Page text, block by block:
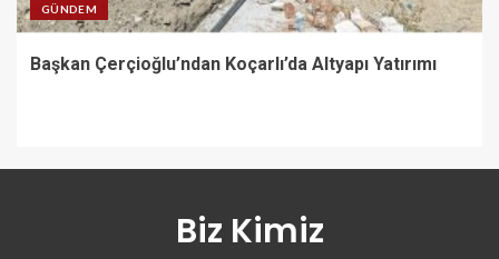
GÜNDEM
Başkan Çerçioğlu’ndan Koçarlı’da Altyapı Yatırımı
Biz Kimiz